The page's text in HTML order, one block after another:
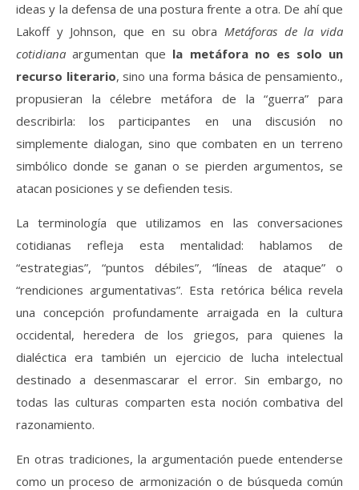
ideas y la defensa de una postura frente a otra. De ahí que
Lakoff y Johnson, que en su obra Metáforas de la vida
cotidiana argumentan que la metáfora no es solo un
recurso literario, sino una forma básica de pensamiento.,
propusieran la célebre metáfora de la “guerra” para
describirla: los participantes en una discusión no
simplemente dialogan, sino que combaten en un terreno
simbólico donde se ganan o se pierden argumentos, se
atacan posiciones y se defienden tesis.
La terminología que utilizamos en las conversaciones
cotidianas refleja esta mentalidad: hablamos de
“estrategias”, “puntos débiles”, “líneas de ataque” o
“rendiciones argumentativas”. Esta retórica bélica revela
una concepción profundamente arraigada en la cultura
occidental, heredera de los griegos, para quienes la
dialéctica era también un ejercicio de lucha intelectual
destinado a desenmascarar el error. Sin embargo, no
todas las culturas comparten esta noción combativa del
razonamiento.
En otras tradiciones, la argumentación puede entenderse
como un proceso de armonización o de búsqueda común